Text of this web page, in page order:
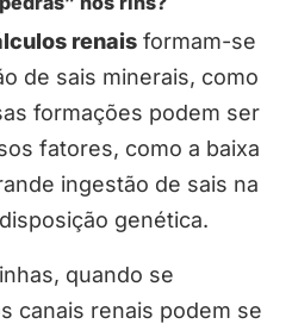
renais formam-se
de sais minerais, como
formações podem ser
fatores, como a baixa
ingestão de sais na
genética.
quando se
canais renais podem se